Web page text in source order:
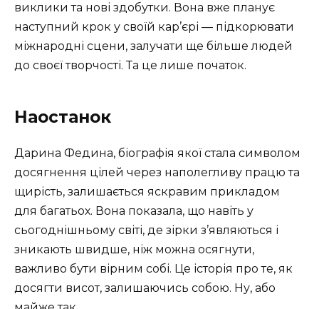
виклики та нові здобутки. Вона вже планує
наступний крок у своїй кар’єрі — підкорювати
міжнародні сцени, залучати ще більше людей
до своєї творчості. Та це лише початок.
Наостанок
Дарина Федина, біографія якої стала символом
досягнення цілей через наполегливу працю та
щирість, залишається яскравим прикладом
для багатьох. Вона показала, що навіть у
сьогоднішньому світі, де зірки з’являються і
зникають швидше, ніж можна осягнути,
важливо бути вірним собі. Це історія про те, як
досягти висот, залишаючись собою. Ну, або